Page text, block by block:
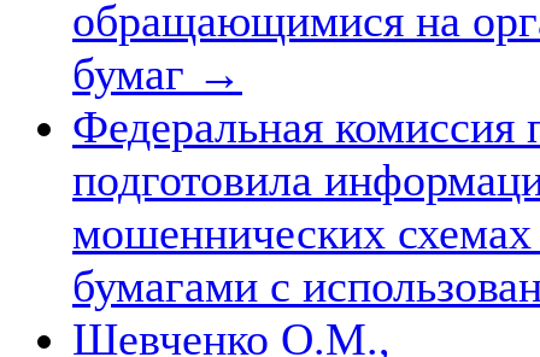
обращающимися на
бумаг →
Федеральная
подготовила
мошеннических
бумагами с
Шевченко О.М.,